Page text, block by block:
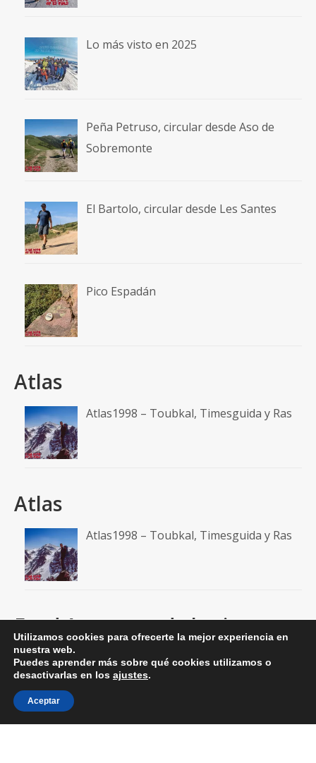
Lo más visto en 2025
Peña Petruso, circular desde Aso de
Sobremonte
El Bartolo, circular desde Les Santes
Pico Espadán
Atlas
Atlas1998 – Toubkal, Timesguida y Ras
Atlas
Atlas1998 – Toubkal, Timesguida y Ras
Feed A un paso de la cima
RSS: Entradas
RSS: Comentarios
Utilizamos cookies para ofrecerte la mejor experiencia en
nuestra web.
Puedes aprender más sobre qué cookies utilizamos o
desactivarlas en los ajustes.
Aceptar